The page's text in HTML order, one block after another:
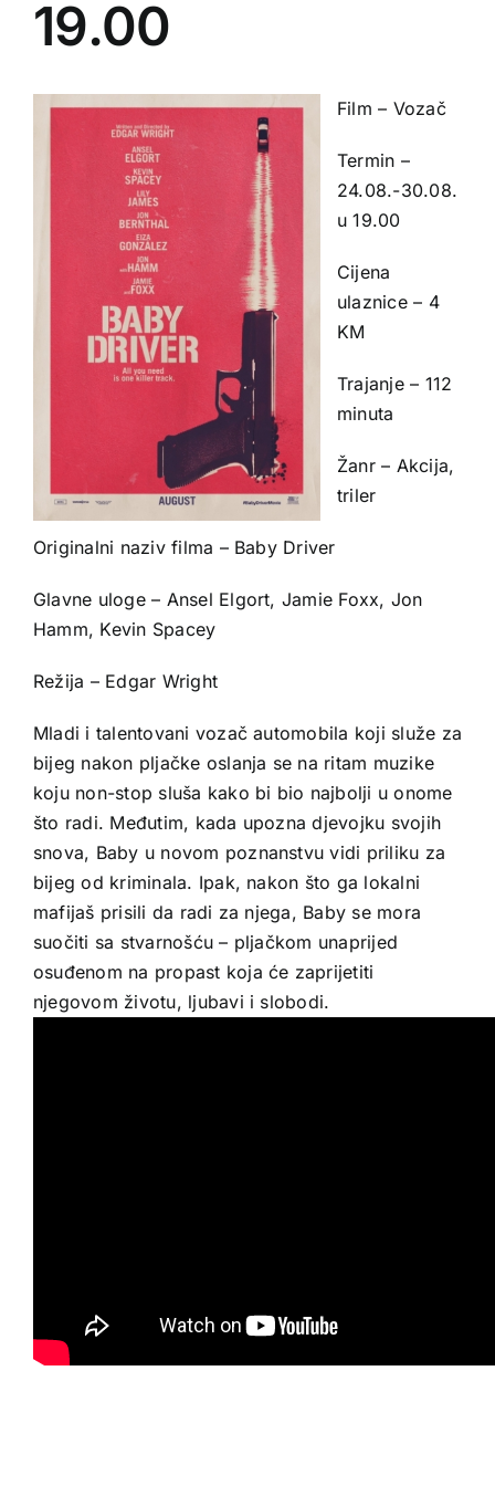
19.00
Film – Vozač
Termin –
24.08.-30.08.
u 19.00
Cijena
ulaznice – 4
KM
Trajanje – 112
minuta
Žanr – Akcija,
triler
Originalni naziv filma – Baby Driver
Glavne uloge – Ansel Elgort, Jamie Foxx, Jon
Hamm, Kevin Spacey
Režija – Edgar Wright
Mladi i talentovani vozač automobila koji služe za
bijeg nakon pljačke oslanja se na ritam muzike
koju non-stop sluša kako bi bio najbolji u onome
što radi. Međutim, kada upozna djevojku svojih
snova, Baby u novom poznanstvu vidi priliku za
bijeg od kriminala. Ipak, nakon što ga lokalni
mafijaš prisili da radi za njega, Baby se mora
suočiti sa stvarnošću – pljačkom unaprijed
osuđenom na propast koja će zaprijetiti
njegovom životu, ljubavi i slobodi.